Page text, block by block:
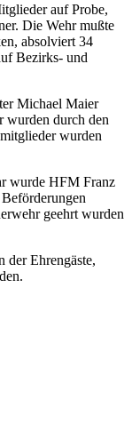
auf Probe,
Die Wehr mußte
absolviert 34
Bezirks- und
Michael Maier
wurden durch den
wurden
wurde HFM Franz
geehrt wurden
der Ehrengäste,